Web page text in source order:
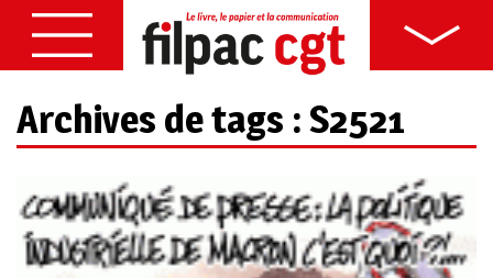
Archives de tags : S2521